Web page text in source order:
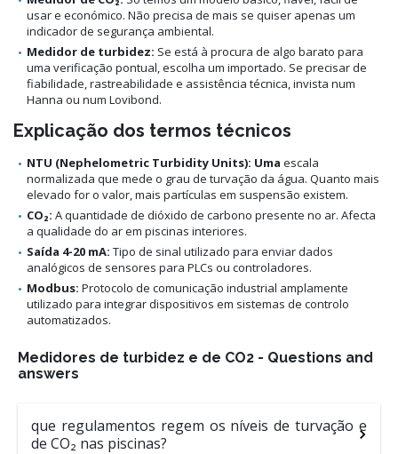
usar e económico. Não precisa de mais se quiser apenas um
indicador de segurança ambiental.
Medidor de turbidez: Se está à procura de algo barato para
uma verificação pontual, escolha um importado. Se precisar de
fiabilidade, rastreabilidade e assistência técnica, invista num
Hanna ou num Lovibond.
Explicação dos termos técnicos
NTU (Nephelometric Turbidity Units): Uma escala
normalizada que mede o grau de turvação da água. Quanto mais
elevado for o valor, mais partículas em suspensão existem.
CO₂: A quantidade de dióxido de carbono presente no ar. Afecta
a qualidade do ar em piscinas interiores.
Saída 4-20 mA: Tipo de sinal utilizado para enviar dados
analógicos de sensores para PLCs ou controladores.
Modbus: Protocolo de comunicação industrial amplamente
utilizado para integrar dispositivos em sistemas de controlo
automatizados.
Medidores de turbidez e de CO2 - Questions and
answers
que regulamentos regem os níveis de turvação e
de CO₂ nas piscinas?